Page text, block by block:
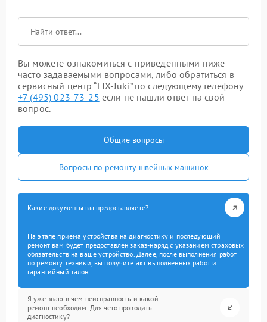
Вы можете ознакомиться с приведенными ниже
часто задаваемыми вопросами, либо обратиться в
сервисный центр “FIX-Juki” по следующему телефону
+7 (495) 023-73-25 если не нашли ответ на свой
вопрос.
Общие вопросы
Вопросы по ремонту швейных машинок
Какие документы вы предоставляете?
На этапе приема устройства на диагностику и последующий
ремонт вам будет предоставлен заказ-наряд с указанием страховых
обязательств на ваше устройство. Далее, после выполнения работ
по ремонту техники, вы получите акт выполненных работ и
гарантийный талон.
Я уже знаю в чем неисправность и какой
ремонт необходим. Для чего проводить
диагностику?